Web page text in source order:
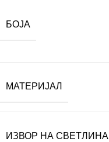
БОЈА
МАТЕРИЈАЛ
ИЗВОР НА СВЕТЛИНА